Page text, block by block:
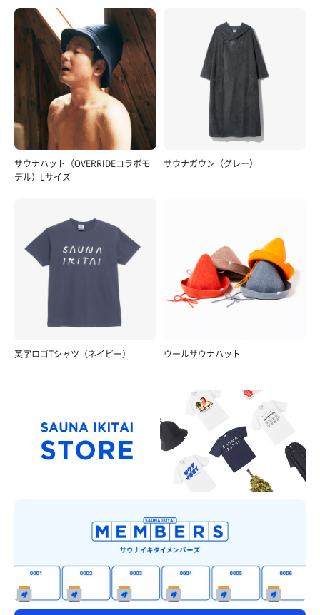
サウナハット（OVERRIDEコラボモ
デル）Lサイズ
サウナガウン（グレー）
英字ロゴTシャツ（ネイビー） ウールサウナハット